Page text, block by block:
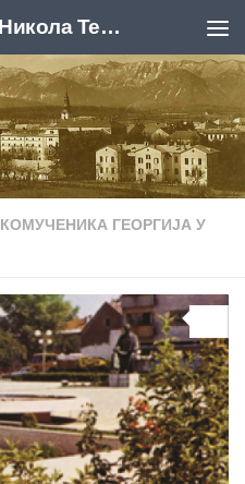
Удружење Госпићана "Никола Тесла", Београд
ГЕОРГИЈА У